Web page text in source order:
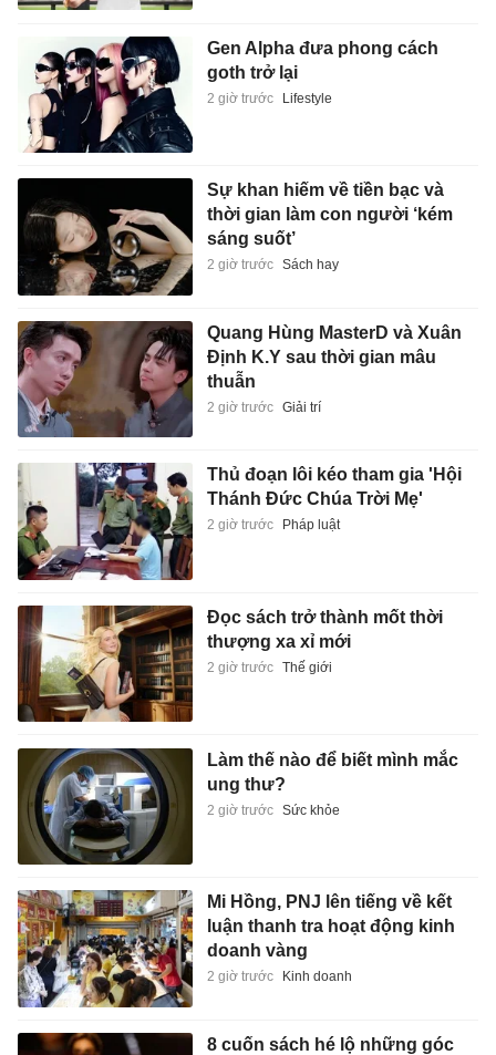
Gen Alpha đưa phong cách
goth trở lại
2 giờ trước Lifestyle
Sự khan hiếm về tiền bạc và
thời gian làm con người ‘kém
sáng suốt’
2 giờ trước Sách hay
Quang Hùng MasterD và Xuân
Định K.Y sau thời gian mâu
thuẫn
2 giờ trước Giải trí
Thủ đoạn lôi kéo tham gia 'Hội
Thánh Đức Chúa Trời Mẹ'
2 giờ trước Pháp luật
Đọc sách trở thành mốt thời
thượng xa xỉ mới
2 giờ trước Thế giới
Làm thế nào để biết mình mắc
ung thư?
2 giờ trước Sức khỏe
Mi Hồng, PNJ lên tiếng về kết
luận thanh tra hoạt động kinh
doanh vàng
2 giờ trước Kinh doanh
8 cuốn sách hé lộ những góc